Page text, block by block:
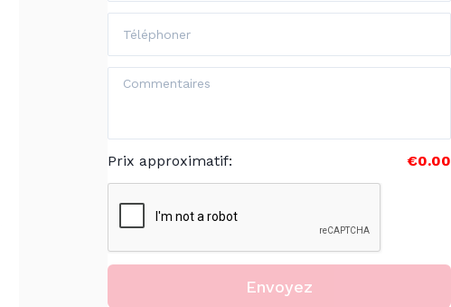
Prix approximatif: €0.00
Envoyez